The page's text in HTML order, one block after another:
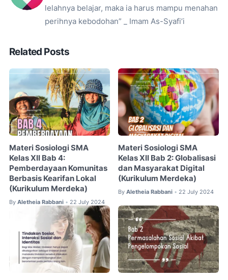
lelahnya belajar, maka ia harus mampu menahan
perihnya kebodohan” _ Imam As-Syafi’i
Related Posts
Materi Sosiologi SMA
Kelas XII Bab 4:
Pemberdayaan Komunitas
Berbasis Kearifan Lokal
(Kurikulum Merdeka)
By Aletheia Rabbani • 22 July 2024
Materi Sosiologi SMA
Kelas XII Bab 2: Globalisasi
dan Masyarakat Digital
(Kurikulum Merdeka)
By Aletheia Rabbani • 22 July 2024